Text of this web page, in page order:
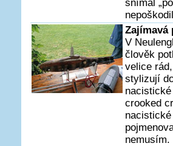
snímal
Zajímavá
V
člověk
velice
stylizují
crooked
nemusím.